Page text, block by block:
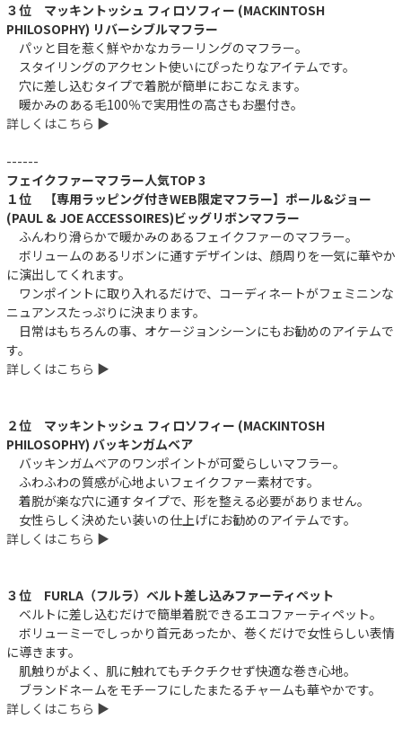
３位 マッキントッシュ フィロソフィー (MACKINTOSH
PHILOSOPHY) リバーシブルマフラー
パッと目を惹く鮮やかなカラーリングのマフラー。
スタイリングのアクセント使いにぴったりなアイテムです。
穴に差し込むタイプで着脱が簡単におこなえます。
暖かみのある毛100％で実用性の高さもお墨付き。
詳しくはこちら ▶︎
------
フェイクファーマフラー人気TOP 3
１位 【専用ラッピング付きWEB限定マフラー】ポール&ジョー
(PAUL & JOE ACCESSOIRES)ビッグリボンマフラー
ふんわり滑らかで暖かみのあるフェイクファーのマフラー。
ボリュームのあるリボンに通すデザインは、顔周りを一気に華やか
に演出してくれます。
ワンポイントに取り入れるだけで、コーディネートがフェミニンな
ニュアンスたっぷりに決まります。
日常はもちろんの事、オケージョンシーンにもお勧めのアイテムで
す。
詳しくはこちら ▶︎
２位 マッキントッシュ フィロソフィー (MACKINTOSH
PHILOSOPHY) バッキンガムベア
バッキンガムベアのワンポイントが可愛らしいマフラー。
ふわふわの質感が心地よいフェイクファー素材です。
着脱が楽な穴に通すタイプで、形を整える必要がありません。
女性らしく決めたい装いの仕上げにお勧めのアイテムです。
詳しくはこちら ▶︎
３位 FURLA（フルラ）ベルト差し込みファーティペット
ベルトに差し込むだけで簡単着脱できるエコファーティペット。
ボリューミーでしっかり首元あったか、巻くだけで女性らしい表情
に導きます。
肌触りがよく、肌に触れてもチクチクせず快適な巻き心地。
ブランドネームをモチーフにしたまたるチャームも華やかです。
詳しくはこちら ▶︎